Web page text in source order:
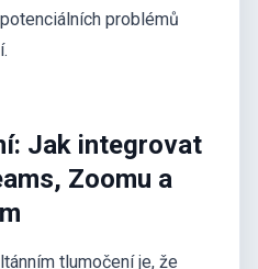
problémů
Jak integrovat
Zoomu a
tlumočení je, že